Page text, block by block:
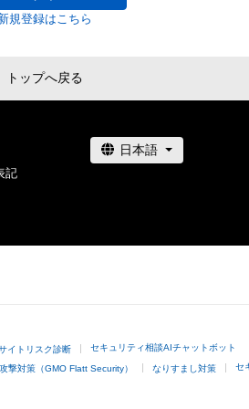
規登録はこちら
トップへ戻る
記
イトリスク診断 セキュリティ相談AIチャットボット
撃対策（GMO Flatt Security） なりすまし対策 セ